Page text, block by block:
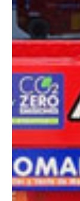
Altura de
Alcance
Altura
Longitud:1.86 m
Anchura:0.81 m
Peso:1620 kg
Capacidad:
Ver ficha